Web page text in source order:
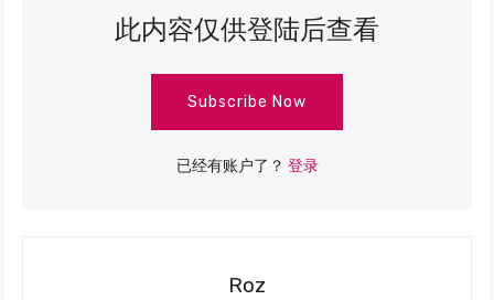
此内容仅供登陆后查看
Subscribe Now
已经有账户了？ 登录
Roz